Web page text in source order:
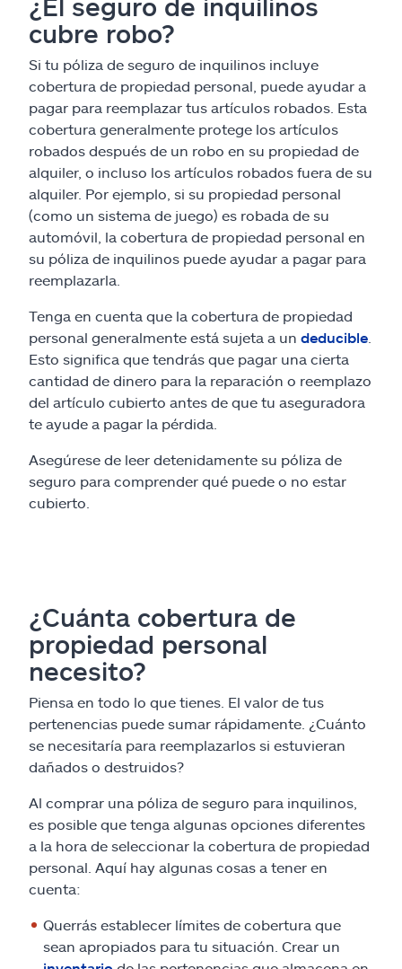
¿El seguro de inquilinos
cubre robo?
Si tu póliza de seguro de inquilinos incluye
cobertura de propiedad personal, puede ayudar a
pagar para reemplazar tus artículos robados. Esta
cobertura generalmente protege los artículos
robados después de un robo en su propiedad de
alquiler, o incluso los artículos robados fuera de su
alquiler. Por ejemplo, si su propiedad personal
(como un sistema de juego) es robada de su
automóvil, la cobertura de propiedad personal en
su póliza de inquilinos puede ayudar a pagar para
reemplazarla.
Tenga en cuenta que la cobertura de propiedad
personal generalmente está sujeta a un deducible
Esto significa que tendrás que pagar una cierta
cantidad de dinero para la reparación o reemplazo
del artículo cubierto antes de que tu aseguradora
te ayude a pagar la pérdida.
Asegúrese de leer detenidamente su póliza de
seguro para comprender qué puede o no estar
cubierto.
¿Cuánta cobertura de
propiedad personal
necesito?
Piensa en todo lo que tienes. El valor de tus
pertenencias puede sumar rápidamente. ¿Cuánto
se necesitaría para reemplazarlos si estuvieran
dañados o destruidos?
Al comprar una póliza de seguro para inquilinos,
es posible que tenga algunas opciones diferentes
a la hora de seleccionar la cobertura de propiedad
personal. Aquí hay algunas cosas a tener en
cuenta:
Querrás establecer límites de cobertura que
sean apropiados para tu situación. Crear un